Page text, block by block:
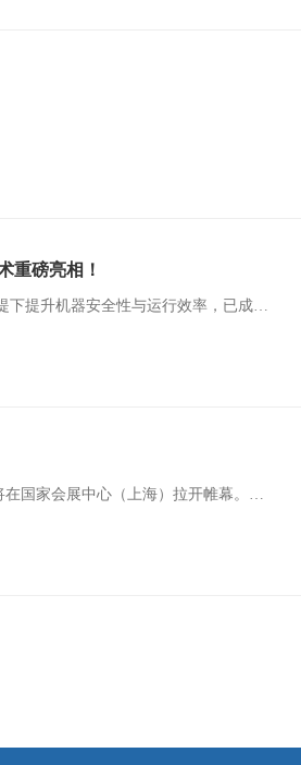
重磅亮相！
在工业自动化日益智能化的今天，如何在不增加系统复杂度的前提下提升机器安全性与运行效率，已成为工程师与企业的共同关注。本月，由 Schmersal USA 主办、DINA Elektronik GmbH 深度参与的技术研讨会，将为您呈现“无传感器安全监控”的最新成果！
9月23-27日，2025年中国国际工业博览会（简称"中国工博会"）将在国家会展中心（上海）拉开帷幕。2025中国工博会规划九大专业展，涵盖数控机床与金属加工展、工业自动化展、机器人展、智慧能源展、新一代信息技术与应用展、智行未来展、绿色低碳展、新材料产业展、科技创新展。 本届工博会以“工业聚能 新质领航”为主题，聚焦于推动新型工业化进程，强调“新质生产力”的引领作用，涵盖了工业自动化、机器人、新能源与智能网联汽